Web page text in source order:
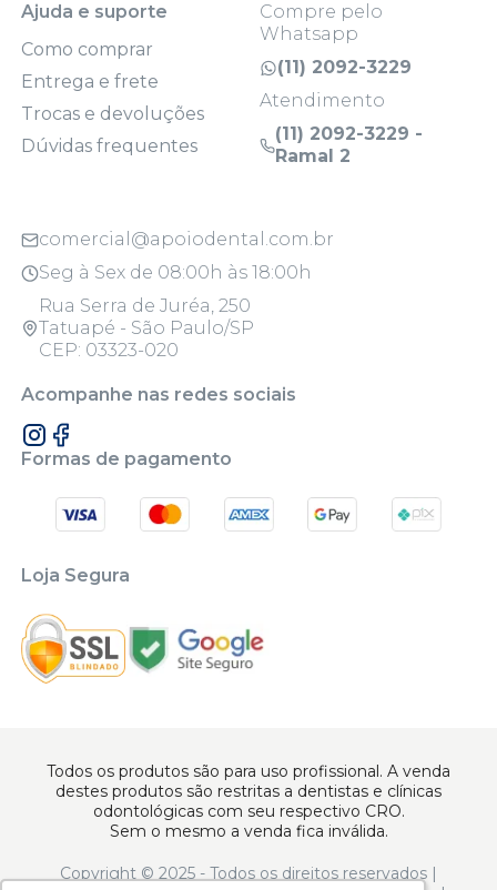
Ajuda e suporte
Como comprar
Entrega e frete
Trocas e devoluções
Dúvidas frequentes
Compre pelo
Whatsapp
(11) 2092-3229
Atendimento
(11) 2092-3229 -
Ramal 2
comercial@apoiodental.com.br
Seg à Sex de 08:00h às 18:00h
Rua Serra de Juréa, 250
Tatuapé - São Paulo/SP
CEP: 03323-020
Acompanhe nas redes sociais
Formas de pagamento
Loja Segura
Todos os produtos são para uso profissional. A venda
destes produtos são restritas a dentistas e clínicas
odontológicas com seu respectivo CRO.
Sem o mesmo a venda fica inválida.
Copyright © 2025 - Todos os direitos reservados |